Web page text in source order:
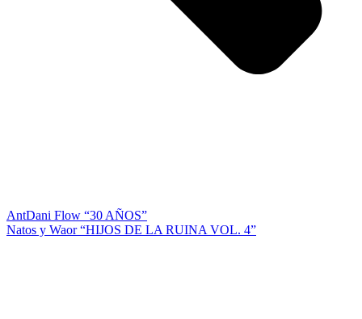
AntDani Flow “30 AÑOS”
Natos y Waor “HIJOS DE LA RUINA VOL. 4”